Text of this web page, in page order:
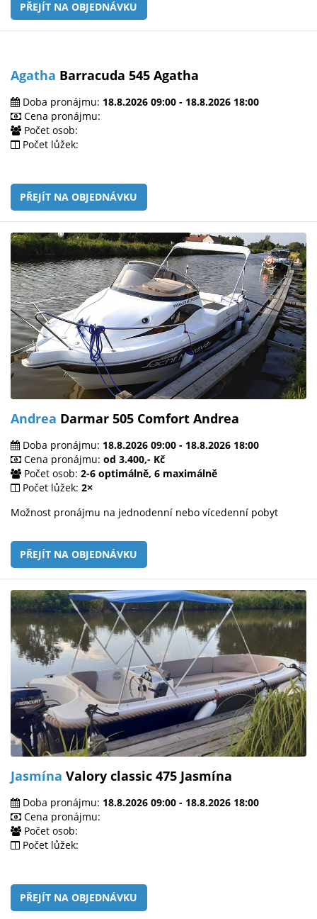
PŘEJÍT NA OBJEDNÁVKU
Agatha Barracuda 545 Agatha
Doba pronájmu: 18.8.2026 09:00 - 18.8.2026 18:00
Cena pronájmu:
Počet osob:
Počet lůžek:
PŘEJÍT NA OBJEDNÁVKU
Andrea Darmar 505 Comfort Andrea
Doba pronájmu: 18.8.2026 09:00 - 18.8.2026 18:00
Cena pronájmu: od 3.400,- Kč
Počet osob: 2-6 optimálně, 6 maximálně
Počet lůžek: 2×
Možnost pronájmu na jednodenní nebo vícedenní pobyt
PŘEJÍT NA OBJEDNÁVKU
Jasmína Valory classic 475 Jasmína
Doba pronájmu: 18.8.2026 09:00 - 18.8.2026 18:00
Cena pronájmu:
Počet osob:
Počet lůžek:
PŘEJÍT NA OBJEDNÁVKU